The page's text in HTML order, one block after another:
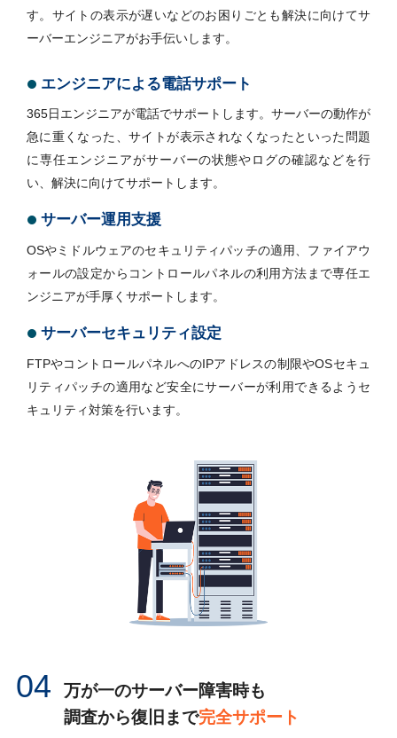
す。サイトの表示が遅いなどのお困りごとも解決に向けてサ
ーバーエンジニアがお手伝いします。
エンジニアによる電話サポート
365日エンジニアが電話でサポートします。サーバーの動作が
急に重くなった、サイトが表示されなくなったといった問題
に専任エンジニアがサーバーの状態やログの確認などを行
い、解決に向けてサポートします。
サーバー運用支援
OSやミドルウェアのセキュリティパッチの適用、ファイアウ
ォールの設定からコントロールパネルの利用方法まで専任エ
ンジニアが手厚くサポートします。
サーバーセキュリティ設定
FTPやコントロールパネルへのIPアドレスの制限やOSセキュ
リティパッチの適用など安全にサーバーが利用できるようセ
キュリティ対策を行います。
04
万が一のサーバー障害時も
調査から復旧まで完全サポート